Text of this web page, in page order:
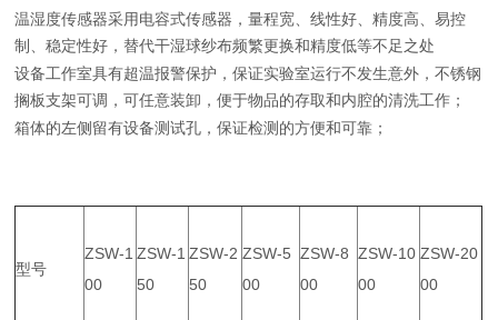
温湿度传感器采用电容式传感器，量程宽、线性好、精度高、易控
制、稳定性好，替代干湿球纱布频繁更换和精度低等不足之处
设备工作室具有超温报警保护，保证实验室运行不发生意外，不锈钢
搁板支架可调，可任意装卸，便于物品的存取和内腔的清洗工作；
箱体的左侧留有设备测试孔，保证检测的方便和可靠；
型号
ZSW-1
00
ZSW-1
50
ZSW-2
50
ZSW-5
00
ZSW-8
00
ZSW-10
00
ZSW-20
00